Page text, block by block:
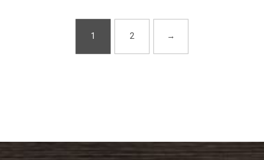
1 2 →